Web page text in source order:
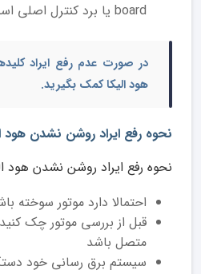
board یا برد کنترل اصلی است.
در صورت عدم رفع ایراد
هود الیکا کمک بگیرید.
نحوه رفع ایراد روشن نشدن هود
نحوه رفع ایراد روشن نشدن هود
احتمالا دارد موتور سوخته
قبل از بررسی موتور چک
متصل باشد
سیستم برق رسانی خود